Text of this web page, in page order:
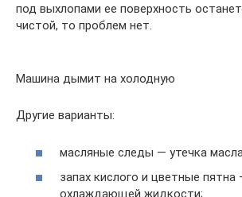
под выхлопами ее поверхность
чистой, то проблем нет.
Машина дымит на холодную
Другие варианты:
масляные следы — утечка
запах кислого и цветные пятна
охлаждающей жидкости;